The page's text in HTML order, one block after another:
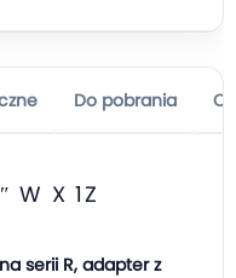
Do pobrania
W X 1Z
serii R, adapter z